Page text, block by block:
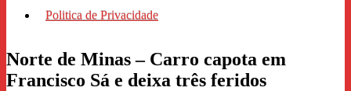
Politica de Privacidade
Norte de Minas – Carro capota em
Francisco Sá e deixa três feridos